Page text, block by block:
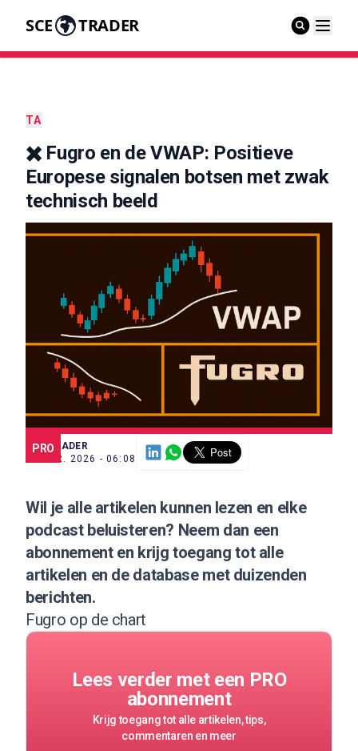
SCE TRADER
TA
✖️ Fugro en de VWAP: Positieve
Europese signalen botsen met zwak
technisch beeld
PRO
SCE TRADER
20 APR. 2026 - 06:08
Wil je alle artikelen kunnen lezen en elke
podcast beluisteren? Neem dan een
abonnementen krijg toegang tot alle
artikelen en de database met duizenden
berichten.
Fugro op de chart
Lees verder met een PRO
abonnement
Krijg toegang tot alle artikelen, tips,
commentaren en meer